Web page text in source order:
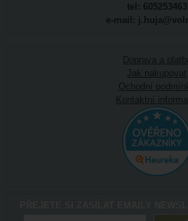
tel: 605253463
e-mail:
Doprava a
Jak nakupovat
Ochodní
Kontaktní